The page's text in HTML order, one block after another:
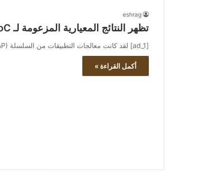
eshrag
تظهر النتائج المعيارية المزعومة لـ Apple A18 Pro SoC عند تحطيم نتائج السيليكون M3
[ad_1] لقد كانت معالجات التطبيقات من السلسلة A (AP) من Apple دائمًا رائدة من حيث الأداء. من المقرر أن تحصل…
أكمل القراءة »